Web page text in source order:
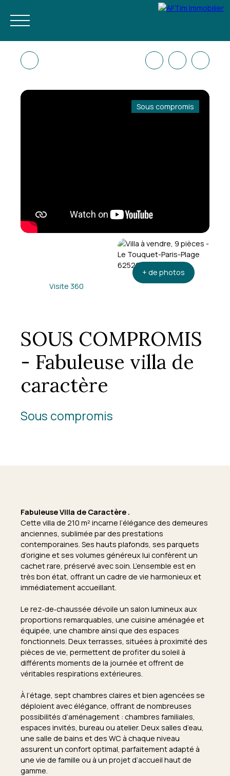
LOUER À L'ANNÉE GESTION
Sous compromis
Visite 360
+ de photos
SOUS COMPROMIS
- Fabuleuse villa de
caractère
Sous compromis
Fabuleuse Villa de Caractère .
Cette villa de 210 m² incarne l’élégance des demeures
anciennes, sublimée par des prestations
contemporaines. Ses hauts plafonds, ses parquets
d’origine et ses volumes généreux lui confèrent un
cachet rare, préservé avec soin. L’ensemble est en
très bon état, offrant un cadre de vie harmonieux et
immédiatement accueillant.
Le rez‑de‑chaussée dévoile un salon lumineux aux
proportions remarquables, une cuisine aménagée et
équipée, une chambre ainsi que des espaces
fonctionnels. Deux terrasses, situées à proximité des
pièces de vie, permettent de profiter du soleil à
différents moments de la journée et offrent de
véritables respirations extérieures.
À l’étage, sept chambres claires et bien agencées se
déploient avec élégance, offrant de nombreuses
possibilités d’aménagement : chambres familiales,
espaces invités, bureau ou atelier. Deux salles d’eau,
une salle de bains et des WC à chaque niveau
assurent un confort optimal, parfaitement adapté à
une vie de famille ou à un projet d’accueil haut de
gamme.